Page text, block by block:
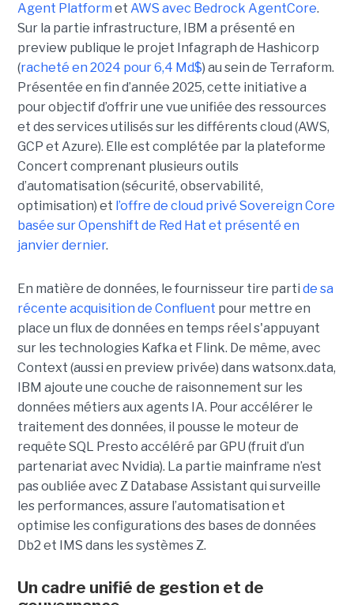
Agent Platform et AWS avec Bedrock AgentCore.
Sur la partie infrastructure, IBM a présenté en
preview publique le projet Infagraph de Hashicorp
(racheté en 2024 pour 6,4 Md$) au sein de Terraform.
Présentée en fin d’année 2025, cette initiative a
pour objectif d’offrir une vue unifiée des ressources
et des services utilisés sur les différents cloud (AWS,
GCP et Azure). Elle est complétée par la plateforme
Concert comprenant plusieurs outils
d’automatisation (sécurité, observabilité,
optimisation) et l’offre de cloud privé Sovereign Core
basée sur Openshift de Red Hat et présenté en
janvier dernier.
En matière de données, le fournisseur tire parti de sa
récente acquisition de Confluent pour mettre en
place un flux de données en temps réel s'appuyant
sur les technologies Kafka et Flink. De même, avec
Context (aussi en preview privée) dans watsonx.data,
IBM ajoute une couche de raisonnement sur les
données métiers aux agents IA. Pour accélérer le
traitement des données, il pousse le moteur de
requête SQL Presto accéléré par GPU (fruit d’un
partenariat avec Nvidia). La partie mainframe n’est
pas oubliée avec Z Database Assistant qui surveille
les performances, assure l’automatisation et
optimise les configurations des bases de données
Db2 et IMS dans les systèmes Z.
Un cadre unifié de gestion et de